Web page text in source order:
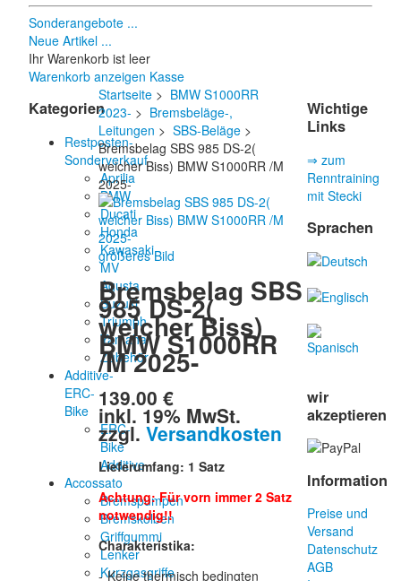
Sonderangebote ...
Neue Artikel ...
Ihr Warenkorb ist leer
Warenkorb anzeigen Kasse
Kategorien
Restposten-
Sonderverkauf
Aprilia
BMW
Ducati
Honda
Kawasaki
MV
Agusta
Suzuki
Triumph
Yamaha
Zubehör
Additive-
ERC-
Bike
ERC-
Bike
Additive
Accossato
Bremspumpen
Bremskolben
Griffgummi
Lenker
Kurzgasgriffe
Startseite> BMW S1000RR
2023- > Bremsbeläge-,
Leitungen > SBS-Beläge>
Bremsbelag SBS 985 DS-2(
weicher Biss) BMW S1000RR /M
2025-
größeres Bild
Bremsbelag SBS
985 DS-2(
weicher Biss)
BMW S1000RR
/M 2025-
139.00 €
inkl. 19% MwSt.
zzgl. Versandkosten
Lieferumfang: 1 Satz
Achtung: Für vorn immer 2 Satz
notwendig!!
Charakteristika:
- Keine thermisch bedingten
Wichtige
Links
⇒ zum
Renntraining
mit Stecki
Sprachen
wir
akzeptieren
Information
Preise und
Versand
Datenschutz
AGB